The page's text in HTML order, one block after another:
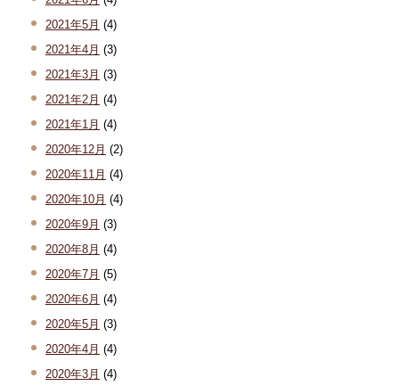
2021年5月 (4)
2021年4月 (3)
2021年3月 (3)
2021年2月 (4)
2021年1月 (4)
2020年12月 (2)
2020年11月 (4)
2020年10月 (4)
2020年9月 (3)
2020年8月 (4)
2020年7月 (5)
2020年6月 (4)
2020年5月 (3)
2020年4月 (4)
2020年3月 (4)